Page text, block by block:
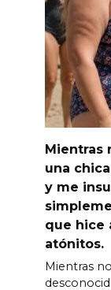
Mientras
una
y me
que hice
atónitos.
Mientras